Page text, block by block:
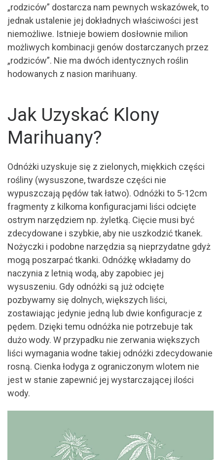
„rodziców” dostarcza nam pewnych wskazówek, to
jednak ustalenie jej dokładnych właściwości jest
niemożliwe. Istnieje bowiem dosłownie milion
możliwych kombinacji genów dostarczanych przez
„rodziców”. Nie ma dwóch identycznych roślin
hodowanych z nasion marihuany.
Jak Uzyskać Klony
Marihuany?
Odnóżki uzyskuje się z zielonych, miękkich części
rośliny (wysuszone, twardsze części nie
wypuszczają pędów tak łatwo). Odnóżki to 5-12cm
fragmenty z kilkoma konfiguracjami liści odcięte
ostrym narzędziem np. żyletką. Cięcie musi być
zdecydowane i szybkie, aby nie uszkodzić tkanek.
Nożyczki i podobne narzędzia są nieprzydatne gdyż
mogą poszarpać tkanki. Odnóżkę wkładamy do
naczynia z letnią wodą, aby zapobiec jej
wysuszeniu. Gdy odnóżki są już odcięte
pozbywamy się dolnych, większych liści,
zostawiając jedynie jedną lub dwie konfiguracje z
pędem. Dzięki temu odnóżka nie potrzebuje tak
dużo wody. W przypadku nie zerwania większych
liści wymagania wodne takiej odnóżki zdecydowanie
rosną. Cienka łodyga z ograniczonym wlotem nie
jest w stanie zapewnić jej wystarczającej ilości
wody.